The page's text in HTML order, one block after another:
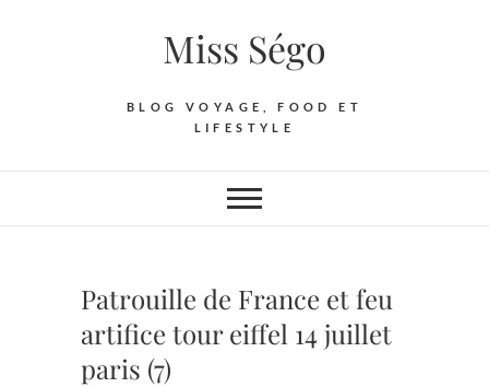
Miss Ségo
BLOG VOYAGE, FOOD ET
LIFESTYLE
Patrouille de France et feu
artifice tour eiffel 14 juillet
paris (7)